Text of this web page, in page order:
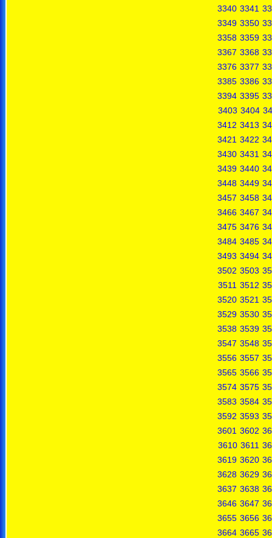
3340 3341
3349 3350
3358 3359
3367 3368
3376 3377
3385 3386
3394 3395
3403 3404
3412 3413
3421 3422
3430 3431
3439 3440
3448 3449
3457 3458
3466 3467
3475 3476
3484 3485
3493 3494
3502 3503
3511 3512
3520 3521
3529 3530
3538 3539
3547 3548
3556 3557
3565 3566
3574 3575
3583 3584
3592 3593
3601 3602
3610 3611
3619 3620
3628 3629
3637 3638
3646 3647
3655 3656
3664 3665